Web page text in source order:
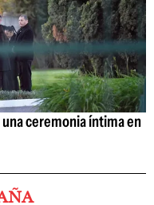
ceremonia íntima en